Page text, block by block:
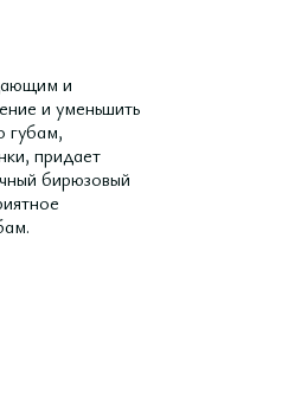
и
и уменьшить
губам,
придает
бирюзовый